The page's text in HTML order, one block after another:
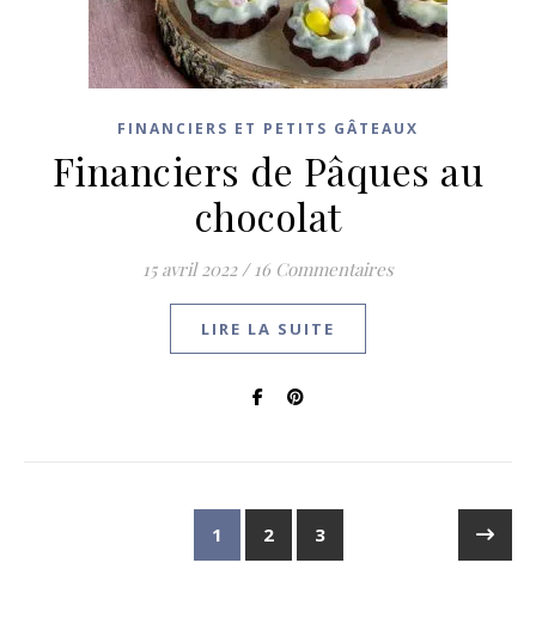
FINANCIERS ET PETITS GÂTEAUX
Financiers de Pâques au
chocolat
15 avril 2022 / 16 Commentaires
LIRE LA SUITE
1 2 3